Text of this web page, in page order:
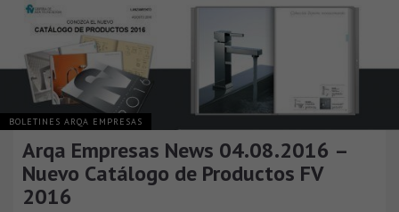
BOLETINES ARQA EMPRESAS
Arqa Empresas News 04.08.2016 –
Nuevo Catálogo de Productos FV
2016